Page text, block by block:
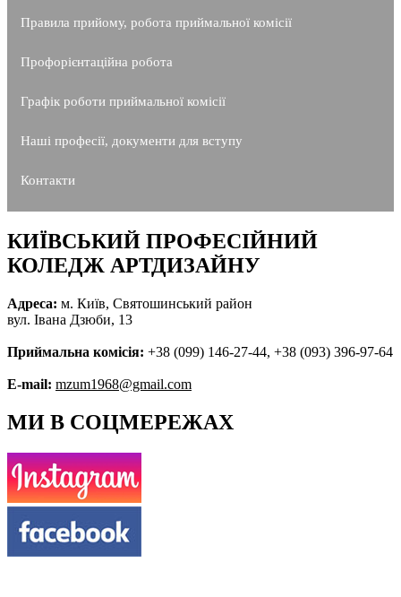
Правила прийому, робота приймальної комісії
Профорієнтаційна робота
Графік роботи приймальної комісії
Наші професії, документи для вступу
Контакти
КИЇВСЬКИЙ ПРОФЕСІЙНИЙ
КОЛЕДЖ АРТДИЗАЙНУ
Адреса: м. Київ, Святошинський район
вул. Івана Дзюби, 13
Приймальна комісія: +38 (099) 146-27-44, +38 (093) 396-97-64
E-mail: mzum1968@gmail.com
МИ В СОЦМЕРЕЖАХ